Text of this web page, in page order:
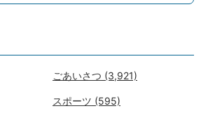
ごあいさつ (3,921)
スポーツ (595)